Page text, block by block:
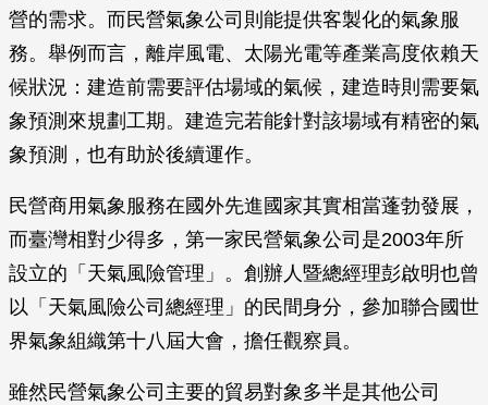
營的需求。而民營氣象公司則能提供客製化的氣象服
務。舉例而言，離岸風電、太陽光電等產業高度依賴天
候狀況：建造前需要評估場域的氣候，建造時則需要氣
象預測來規劃工期。建造完若能針對該場域有精密的氣
象預測，也有助於後續運作。
民營商用氣象服務在國外先進國家其實相當蓬勃發展，
而臺灣相對少得多，第一家民營氣象公司是2003年所
設立的「天氣風險管理」。創辦人暨總經理彭啟明也曾
以「天氣風險公司總經理」的民間身分，參加聯合國世
界氣象組織第十八屆大會，擔任觀察員。
雖然民營氣象公司主要的貿易對象多半是其他公司